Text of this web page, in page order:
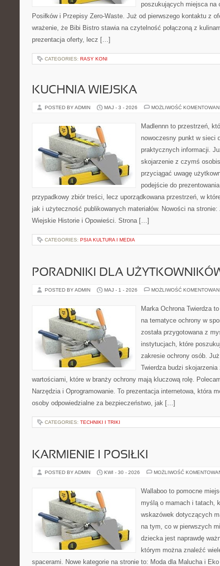
poszukujących miejsca na
Posiłków i Przepisy Zero-Waste. Już od pierwszego kontaktu z
wrażenie, że Bibi Bistro stawia na czytelność połączoną z
prezentacja oferty, lecz […]
CATEGORIES: RASY KONI
KUCHNIA WIEJSKA
POSTED BY ADMIN MAJ - 3 - 2026 MOŻLIWOŚĆ
Madlennn to przestrzeń,
nowoczesny punkt w sieci
praktycznych informacji.
skojarzenie z czymś
przyciągać uwagę
podejście do
przypadkowy zbiór treści, lecz uporządkowana przestrzeń, w
jak i użyteczność publikowanych materiałów. Nowości na
Wiejskie Historie i Opowieści. Strona […]
CATEGORIES: PSIA KULTURA I MEDIA
PORADNIKI DLA
POSTED BY ADMIN MAJ - 1 - 2026 MOŻLIWOŚĆ
Marka Ochrona Twierdza
na tematyce ochrony w
została przygotowana z
instytucjach, które
zakresie ochrony osób.
Twierdza budzi
wartościami, które w branży ochrony mają kluczową rolę.
Narzędzia i Oprogramowanie. To prezentacja internetowa, która
osoby odpowiedzialne za bezpieczeństwo, jak […]
CATEGORIES: TECHNIKI I TRIKI
KARMIENIE I POSIŁKI
POSTED BY ADMIN KWI - 30 - 2026 MOŻLIWOŚĆ
Wallaboo to pomocne
myślą o mamach i tatach,
wskazówek dotyczących
na tym, co w pierwszych
dziecka jest naprawdę
którym można znaleźć
spacerami. Nowe kategorie na stronie to: Moda dla Malucha i